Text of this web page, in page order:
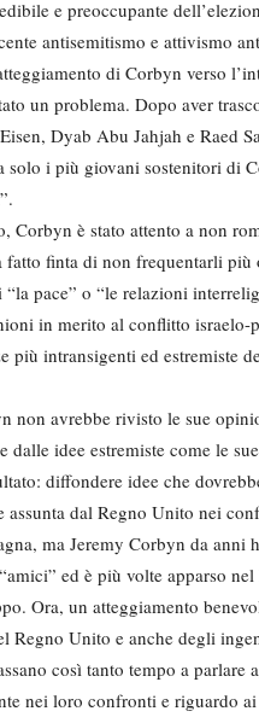
e preoccupante
antisemitismo e attivismo
di Corbyn verso
un problema. Dopo aver
Dyab Abu Jahjah e Raed
solo i più giovani sostenitori di
Corbyn è stato attento a non
fatto finta di non frequentarli
pace” o “le relazioni
in merito al conflitto
più intransigenti ed estremiste
non avrebbe rivisto le sue
dalle idee estremiste come le
diffondere idee che
assunta dal Regno Unito nei
ma Jeremy Corbyn da
ed è più volte apparso
Ora, un atteggiamento
Regno Unito e anche degli
così tanto tempo a
nei loro confronti e riguardo